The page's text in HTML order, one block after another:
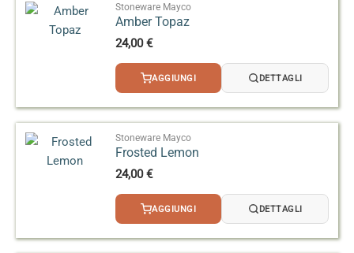
Stoneware Mayco
Amber Topaz
24,00€
AGGIUNGI DETTAGLI
Stoneware Mayco
Frosted Lemon
24,00€
AGGIUNGI DETTAGLI